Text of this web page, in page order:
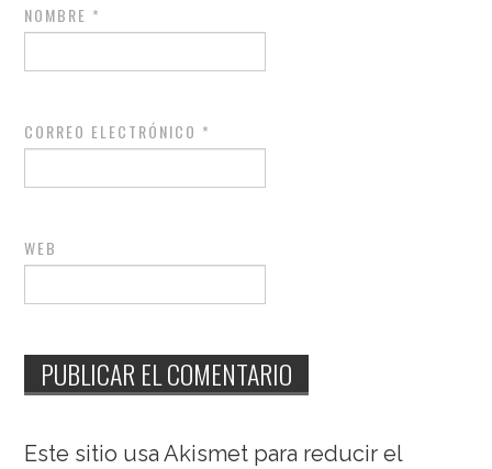
NOMBRE *
CORREO ELECTRÓNICO *
WEB
Este sitio usa Akismet para reducir el